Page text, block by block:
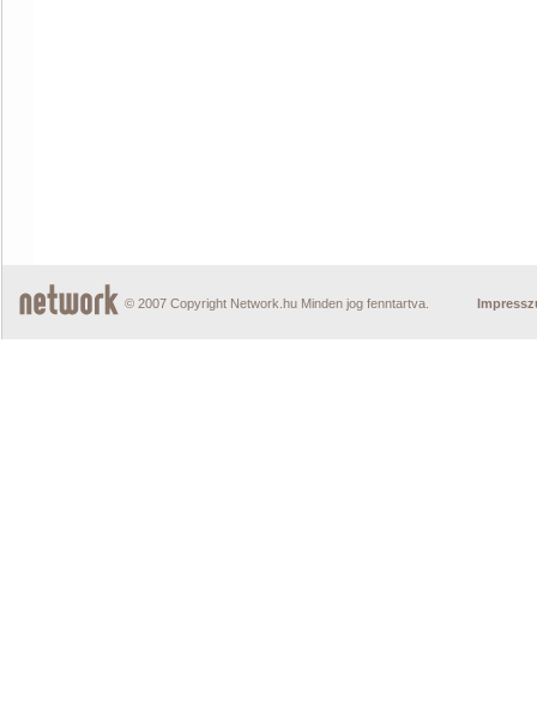
© 2007 Copyright Network.hu Minden jog fenntartva.